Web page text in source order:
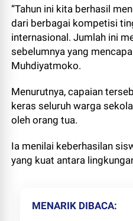
“Tahun ini kita berhasil
dari berbagai kompetisi
internasional. Jumlah ini
sebelumnya yang
Muhdiyatmoko.
Menurutnya, capaian
keras seluruh warga
oleh orang tua.
Ia menilai keberhasilan
yang kuat antara
MENARIK DIBACA